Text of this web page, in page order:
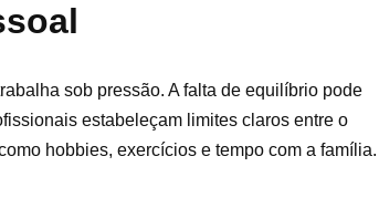
sob pressão. A falta de equilíbrio pode
estabeleçam limites claros entre o
hobbies, exercícios e tempo com a família.